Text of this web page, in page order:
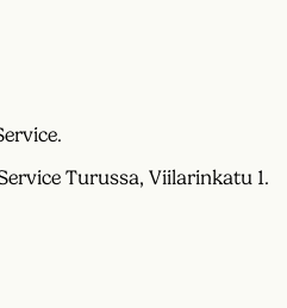
Turussa, Viilarinkatu 1.